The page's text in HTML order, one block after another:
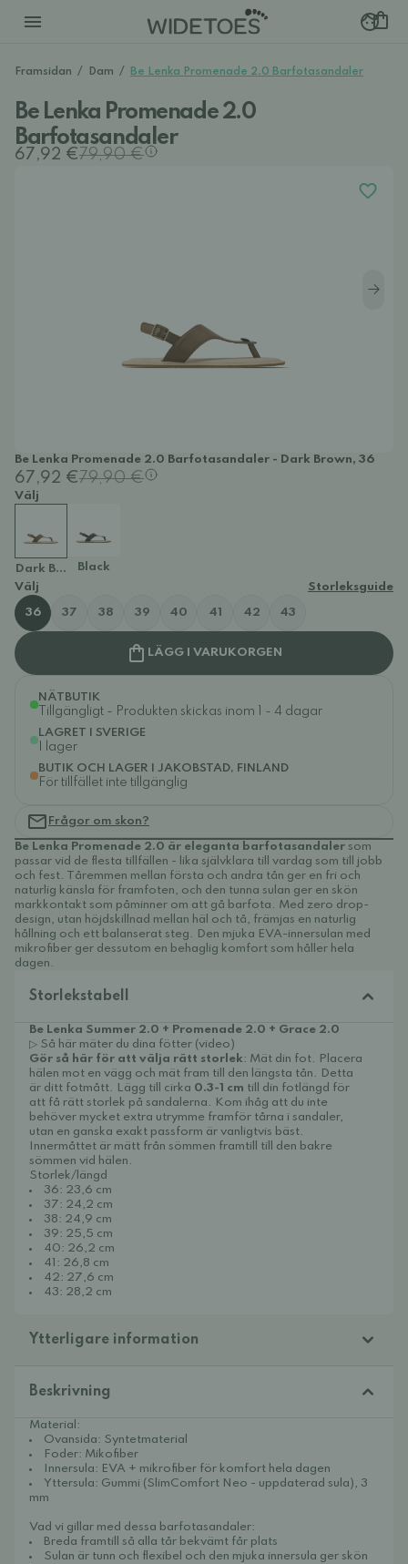
Framsidan / Dam / Be Lenka Promenade 2.0 Barfotasandaler
Be Lenka Promenade 2.0
Barfotasandaler
67,92 €79,90 €
Be Lenka Promenade 2.0 Barfotasandaler - Dark Brown, 36
67,92 €79,90 €
Välj
Dark BrownBlack
Välj
Storleksguide
36 37 38 39 40 41 42 43
LÄGG I VARUKORGEN
NÄTBUTIK
Tillgängligt - Produkten skickas inom 1 - 4 dagar
LAGRET I SVERIGE
I lager
BUTIK OCH LAGER I JAKOBSTAD, FINLAND
För tillfället inte tillgänglig
Frågor om skon?
Be Lenka Promenade 2.0 är eleganta barfotasandaler som
passar vid de flesta tillfällen - lika självklara till vardag som till jobb
och fest. Tåremmen mellan första och andra tån ger en fri och
naturlig känsla för framfoten, och den tunna sulan ger en skön
markkontakt som påminner om att gå barfota. Med zero drop-
design, utan höjdskillnad mellan häl och tå, främjas en naturlig
hållning och ett balanserat steg. Den mjuka EVA-innersulan med
mikrofiber ger dessutom en behaglig komfort som håller hela
dagen.
Storlekstabell
Be Lenka Summer 2.0 + Promenade 2.0 + Grace 2.0
▷ Så här mäter du dina fötter (video)
Gör så här för att välja rätt storlek: Mät din fot. Placera
hälen mot en vägg och mät fram till den längsta tån. Detta
är ditt fotmått. Lägg till cirka 0.3-1 cm till din fotlängd för
att få rätt storlek på sandalerna. Kom ihåg att du inte
behöver mycket extra utrymme framför tårna i sandaler,
utan en ganska exakt passform är vanligtvis bäst.
Innermåttet är mätt från sömmen framtill till den bakre
sömmen vid hälen.
Storlek/längd
36: 23,6 cm
37: 24,2 cm
38: 24,9 cm
39: 25,5 cm
40: 26,2 cm
41: 26,8 cm
42: 27,6 cm
43: 28,2 cm
Ytterligare information
Beskrivning
Material:
Ovansida: Syntetmaterial
Foder: Mikofiber
Innersula: EVA + mikrofiber för komfort hela dagen
Yttersula: Gummi (SlimComfort Neo - uppdaterad sula), 3
mm
Vad vi gillar med dessa barfotasandaler:
Breda framtill så alla tår bekvämt får plats
Sulan är tunn och flexibel och den mjuka innersula ger skön